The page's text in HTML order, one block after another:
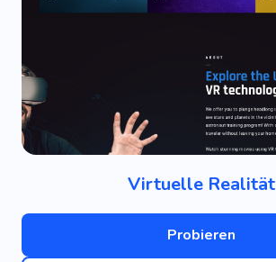
Virtuelle Realität
Probieren